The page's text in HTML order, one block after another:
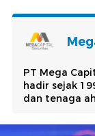
PT Mega
hadir sejak
dan tenaga